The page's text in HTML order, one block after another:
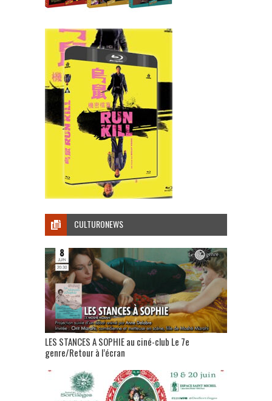
CULTURONEWS
LES STANCES A SOPHIE au ciné-club Le 7e
genre/Retour à l’écran